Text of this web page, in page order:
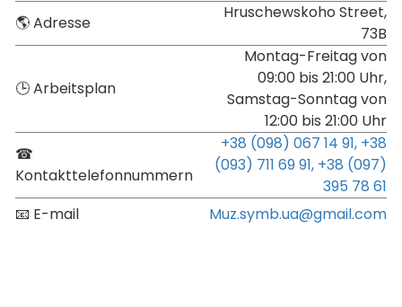
🌎 Adresse
Hruschewskoho Street,
73B
🕒 Arbeitsplan
Montag-Freitag von
09:00 bis 21:00 Uhr,
Samstag-Sonntag von
12:00 bis 21:00 Uhr
☎
Kontakttelefonnummern
+38 (098) 067 14 91, +38
(093) 711 69 91, +38 (097)
395 78 61
📧 E-mail
Muz.symb.ua@gmail.com